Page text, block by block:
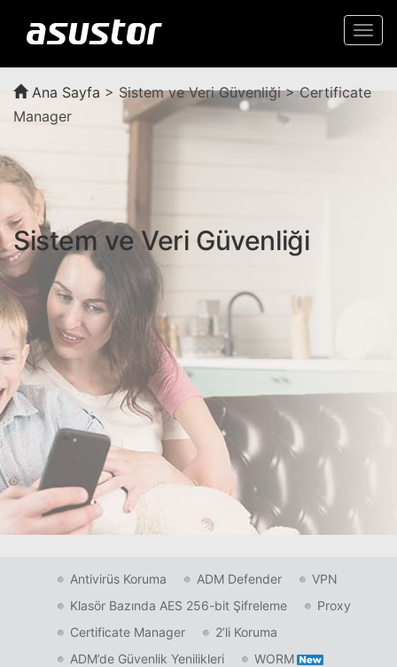
Ana Sayfa > Sistem ve Veri Güvenliği > Certificate
Manager
Sistem ve Veri Güvenliği
Antivirüs Koruma ADM Defender
VPN
Klasör Bazında AES 256-bit Şifreleme
Proxy
Certificate Manager
2’li Koruma
ADM’de Güvenlik Yenilikleri
WORM